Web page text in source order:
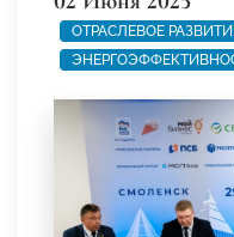
ОТРАСЛЕВОЕ